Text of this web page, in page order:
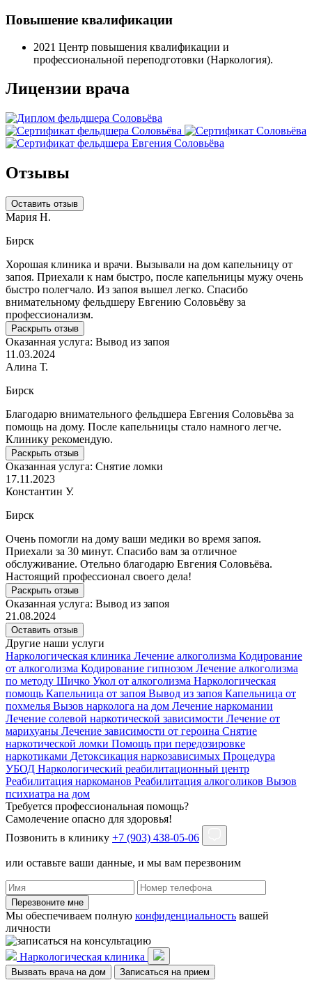
Повышение квалификации
2021 Центр повышения квалификации и
профессиональной переподготовки (Наркология).
Лицензии врача
Отзывы
Оставить отзыв
Мария Н.
Бирск
Хорошая клиника и врачи. Вызывали на дом капельницу от
запоя. Приехали к нам быстро, после капельницы мужу очень
быстро полегчало. Из запоя вышел легко. Спасибо
внимательному фельдшеру Евгению Соловьёву за
профессионализм.
Раскрыть отзыв
Оказанная услуга: Вывод из запоя
11.03.2024
Алина Т.
Бирск
Благодарю внимательного фельдшера Евгения Соловьёва за
помощь на дому. После капельницы стало намного легче.
Клинику рекомендую.
Раскрыть отзыв
Оказанная услуга: Снятие ломки
17.11.2023
Константин У.
Бирск
Очень помогли на дому ваши медики во время запоя.
Приехали за 30 минут. Спасибо вам за отличное
обслуживание. Отельно благодарю Евгения Соловьёва.
Настоящий профессионал своего дела!
Раскрыть отзыв
Оказанная услуга: Вывод из запоя
21.08.2024
Оставить отзыв
Другие наши услуги
Наркологическая клиника Лечение алкоголизма Кодирование
от алкоголизма Кодирование гипнозом Лечение алкоголизма
по методу Шичко Укол от алкоголизма Наркологическая
помощь Капельница от запоя Вывод из запоя Капельница от
похмелья Вызов нарколога на дом Лечение наркомании
Лечение солевой наркотической зависимости Лечение от
марихуаны Лечение зависимости от героина Снятие
наркотической ломки Помощь при передозировке
наркотиками Детоксикация наркозависимых Процедура
УБОД Наркологический реабилитационный центр
Реабилитация наркоманов Реабилитация алкоголиков Вызов
психиатра на дом
Требуется профессиональная помощь?
Самолечение опасно для здоровья!
Позвонить в клинику +7 (903) 438-05-06
или оставьте ваши данные, и мы вам перезвоним
Перезвоните мне
Мы обеспечиваем полную конфиденциальность вашей
личности
Наркологическая клиника
Вызвать врача на дом Записаться на прием